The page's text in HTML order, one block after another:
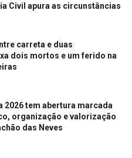
Civil apura as circunstâncias
carreta e duas
dois mortos e um ferido na
2026 tem abertura marcada
organização e valorização
das Neves